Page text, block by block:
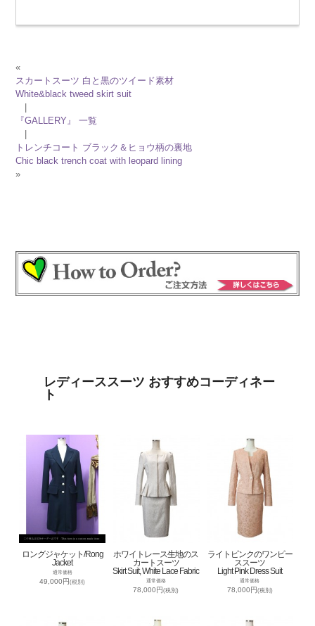
«
スカートスーツ 白と黒のツイード素材
White&black tweed skirt suit
『GALLERY』 一覧
トレンチコート ブラック＆ヒョウ柄の裏地
Chic black trench coat with leopard lining
»
レディーススーツ おすすめコーディネー
ト
ロングジャケット/Rong
Jacket
通常価格
49,000円(税別)
ホワイトレース生地のス
カートスーツ
Skirt Suit, White Lace Fabric
通常価格
78,000円(税別)
ライトピンクのワンピー
ススーツ
Light Pink Dress Suit
通常価格
78,000円(税別)